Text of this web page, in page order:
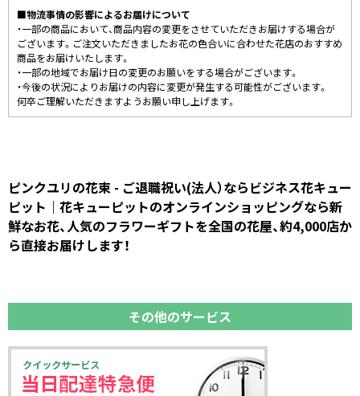
■物流事情の影響によるお届けについて
・一部の商品において、商品内容の変更をさせていただきお届けする場合が
ございます。ご注文いただきましたお花の色合いに合わせた花店のおすすめ
商品をお届けいたします。
・一部の地域でお届け日の変更のお願いをする場合がございます。
・今後の状況によりお届けの内容に変更が発生する可能性がございます。
何卒ご理解いただきますようお願い申し上げます。
ピンクユリの花束 - ご退職祝い(法人）ならビジネス花キュー
ピット｜花キューピットのオンラインショッピングなら新
鮮なお花、人気のフラワーギフトを全国の花屋、約4,000店か
ら直接お届けします！
その他のサービス